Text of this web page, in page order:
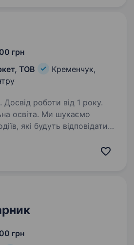
грн
ТОВ
Кременчук,
Досвід роботи від 1 року.
Ми шукаємо
які будуть відповідати
довгостроковій співпраці
грн